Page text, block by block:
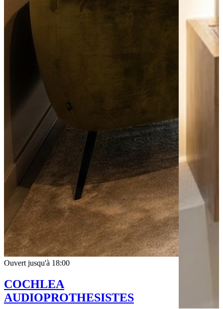
Ouvert jusqu'à 18:00
COCHLEA
AUDIOPROTHESISTES